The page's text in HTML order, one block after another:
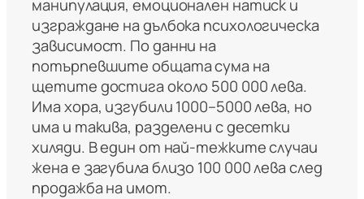
манипулация, емоционален натиск и
изграждане на дълбока психологическа
зависимост. По данни на
потърпевшите общата сума на
щетите достига около 500 000 лева.
Има хора, изгубили 1000–5000 лева, но
има и такива, разделени с десетки
хиляди. В един от най-тежките случаи
жена е загубила близо 100 000 лева след
продажба на имот.